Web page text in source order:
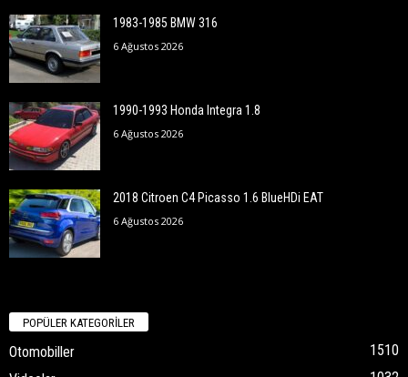
1983-1985 BMW 316
6 Ağustos 2026
1990-1993 Honda Integra 1.8
6 Ağustos 2026
2018 Citroen C4 Picasso 1.6 BlueHDi EAT
6 Ağustos 2026
POPÜLER KATEGORİLER
Otomobiller
1510